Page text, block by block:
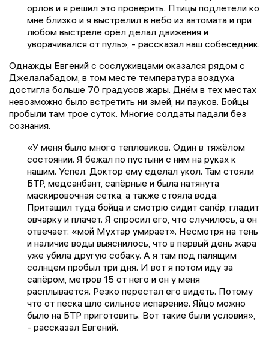
орлов и я решил это проверить. Птицы подлетели ко
мне близко и я выстрелил в небо из автомата и при
любом выстреле орёл делал движения и
уворачивался от пуль», - рассказал наш собеседник.
Однажды Евгений с сослуживцами оказался рядом с
Джелалабадом, в том месте температура воздуха
достигла больше 70 градусов жары. Днём в тех местах
невозможно было встретить ни змей, ни пауков. Бойцы
пробыли там трое суток. Многие солдаты падали без
сознания.
«У меня было много тепловиков. Один в тяжёлом
состоянии. Я бежал по пустыни с ним на руках к
нашим. Успел. Доктор ему сделал укол. Там стояли
БТР, медсанбант, сапёрные и была натянута
маскировочная сетка, а также стояла вода.
Притащил туда бойца и смотрю сидит сапёр, гладит
овчарку и плачет. Я спросил его, что случилось, а он
отвечает: «мой Мухтар умирает». Несмотря на тень
и наличие воды выяснилось, что в первый день жара
уже убила другую собаку. А я там под палящим
солнцем пробыл три дня. И вот я потом иду за
сапёром, метров 15 от него и он у меня
расплывается. Резко перестал его видеть. Потому
что от песка шло сильное испарение. Яйцо можно
было на БТР приготовить. Вот такие были условия»,
- рассказал Евгений.